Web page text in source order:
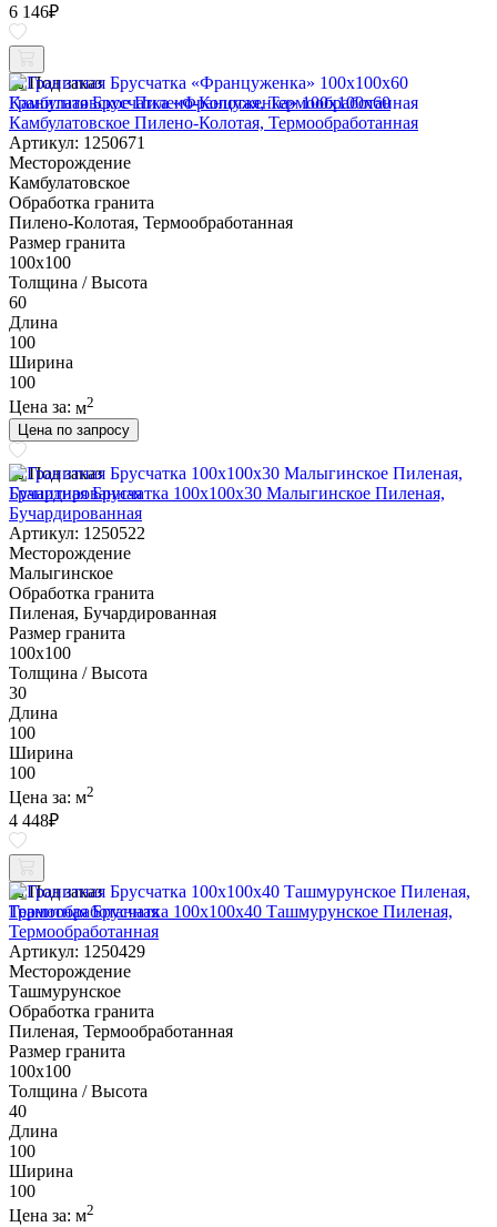
6 146₽
Под заказ
Гранитная Брусчатка «Француженка» 100х100x60
Камбулатовское Пилено-Колотая, Термообработанная
Артикул: 1250671
Месторождение
Камбулатовское
Обработка гранита
Пилено-Колотая, Термообработанная
Размер гранита
100х100
Толщина / Высота
60
Длина
100
Ширина
100
Цена за: м2
Цена по запросу
Под заказ
Гранитная Брусчатка 100х100x30 Малыгинское Пиленая,
Бучардированная
Артикул: 1250522
Месторождение
Малыгинское
Обработка гранита
Пиленая, Бучардированная
Размер гранита
100х100
Толщина / Высота
30
Длина
100
Ширина
100
Цена за: м2
4 448₽
Под заказ
Гранитная Брусчатка 100х100x40 Ташмурунское Пиленая,
Термообработанная
Артикул: 1250429
Месторождение
Ташмурунское
Обработка гранита
Пиленая, Термообработанная
Размер гранита
100х100
Толщина / Высота
40
Длина
100
Ширина
100
Цена за: м2